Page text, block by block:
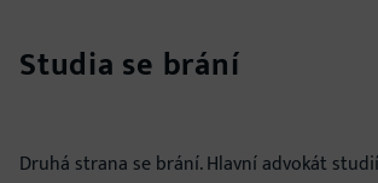
Studia se brání
Druhá strana se brání. Hlavní advokát